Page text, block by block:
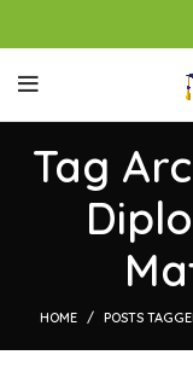
Tag
HOME POSTS